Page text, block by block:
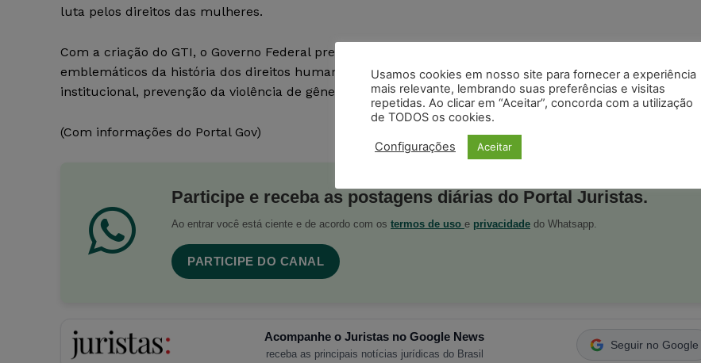
luta pelos direitos das mulheres.
Com a criação do GTI, o Governo Federal pretende transformar as lições extraídas de um dos casos mais
emblemáticos da história dos direitos humanos no Brasil em instrumentos de aperfeiçoamento
institucional, prevenção da violência de gênero e ampliação do acesso das mulheres à justiça.
(Com informações do Portal Gov)
Participe e receba as postagens diárias do Portal Juristas.
Ao entrar você está ciente e de acordo com os termos de uso e privacidade do Whatsapp.
PARTICIPE DO CANAL
Acompanhe o Juristas no Google News
receba as principais notícias jurídicas do Brasil
Seguir no Google
Usamos cookies em nosso site para fornecer a experiência
mais relevante, lembrando suas preferências e visitas
repetidas. Ao clicar em “Aceitar”, concorda com a utilização
de TODOS os cookies.
Configurações Aceitar